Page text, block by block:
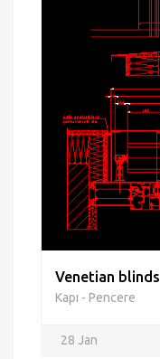
Venetian blinds
Kapı - Pencere
28 Jan